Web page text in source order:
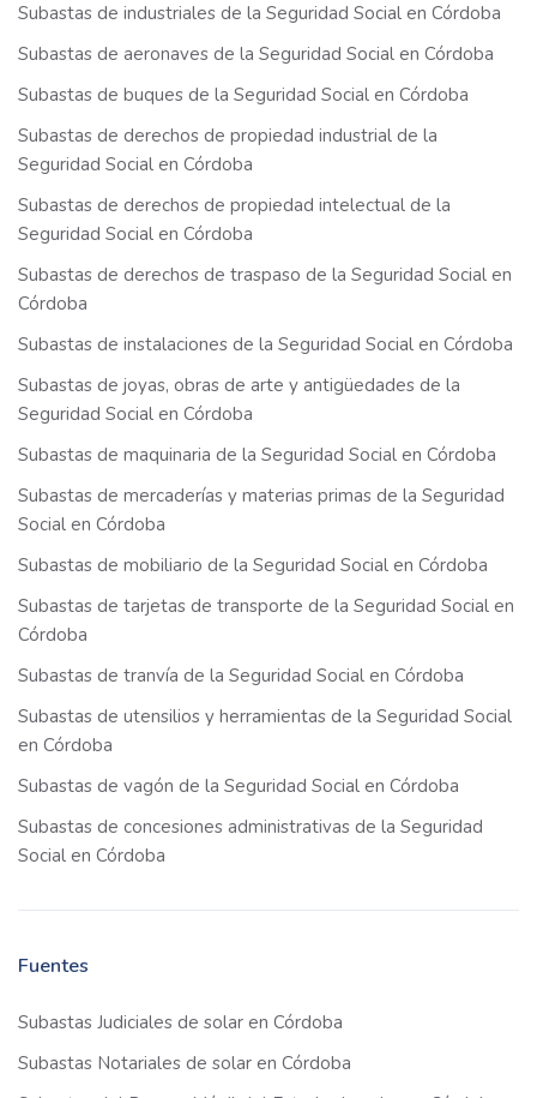
Subastas de industriales de la Seguridad Social en Córdoba
Subastas de aeronaves de la Seguridad Social en Córdoba
Subastas de buques de la Seguridad Social en Córdoba
Subastas de derechos de propiedad industrial de la
Seguridad Social en Córdoba
Subastas de derechos de propiedad intelectual de la
Seguridad Social en Córdoba
Subastas de derechos de traspaso de la Seguridad Social en
Córdoba
Subastas de instalaciones de la Seguridad Social en Córdoba
Subastas de joyas, obras de arte y antigüedades de la
Seguridad Social en Córdoba
Subastas de maquinaria de la Seguridad Social en Córdoba
Subastas de mercaderías y materias primas de la Seguridad
Social en Córdoba
Subastas de mobiliario de la Seguridad Social en Córdoba
Subastas de tarjetas de transporte de la Seguridad Social en
Córdoba
Subastas de tranvía de la Seguridad Social en Córdoba
Subastas de utensilios y herramientas de la Seguridad Social
en Córdoba
Subastas de vagón de la Seguridad Social en Córdoba
Subastas de concesiones administrativas de la Seguridad
Social en Córdoba
Fuentes
Subastas Judiciales de solar en Córdoba
Subastas Notariales de solar en Córdoba